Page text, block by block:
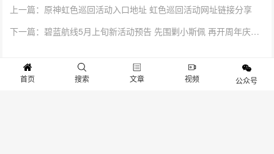
上一篇：原神虹色巡回活动入口地址 虹色巡回活动网址链接分享
下一篇：碧蓝航线5月上旬新活动预告 先围剿小斯佩 再开周年庆活动预告
抱歉，评论已关闭！
首页 搜索 文章 视频 公众号